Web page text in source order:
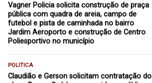
Vagner Policia solicita construção de praça
pública com quadra de areia, campo de
futebol e pista de caminhada no bairro
Jardim Aeroporto e construção de Centro
Poliesportivo no município
POLITICA
Claudião e Gerson solicitam contratação do